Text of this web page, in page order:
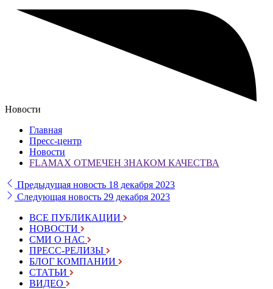
Новости
Главная
Пресс-центр
Новости
FLAMAX ОТМЕЧЕН ЗНАКОМ КАЧЕСТВА
Предыдущая новость 18 декабря 2023
Следующая новость 29 декабря 2023
ВСЕ ПУБЛИКАЦИИ
НОВОСТИ
СМИ О НАС
ПРЕСС-РЕЛИЗЫ
БЛОГ КОМПАНИИ
СТАТЬИ
ВИДЕО